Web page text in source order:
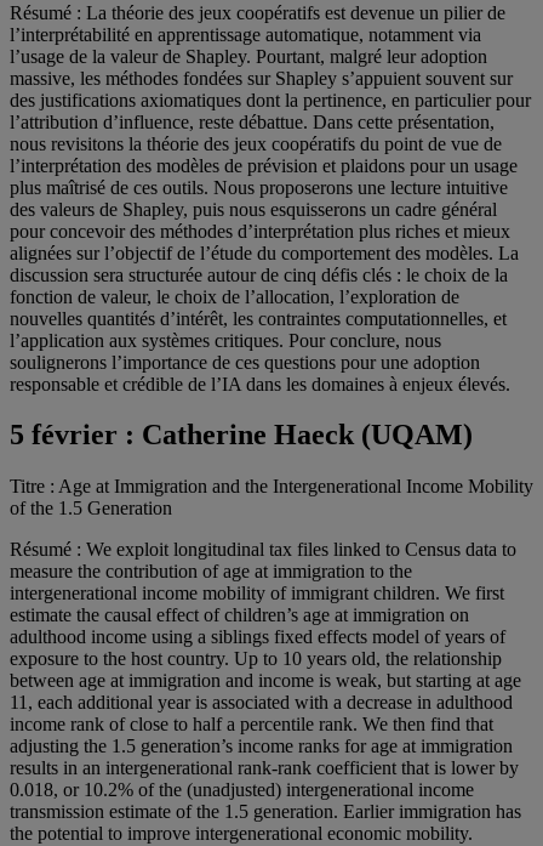
Résumé : La théorie des jeux coopératifs est devenue un pilier de
l’interprétabilité en apprentissage automatique, notamment via
l’usage de la valeur de Shapley. Pourtant, malgré leur adoption
massive, les méthodes fondées sur Shapley s’appuient souvent sur
des justifications axiomatiques dont la pertinence, en particulier pour
l’attribution d’influence, reste débattue. Dans cette présentation,
nous revisitons la théorie des jeux coopératifs du point de vue de
l’interprétation des modèles de prévision et plaidons pour un usage
plus maîtrisé de ces outils. Nous proposerons une lecture intuitive
des valeurs de Shapley, puis nous esquisserons un cadre général
pour concevoir des méthodes d’interprétation plus riches et mieux
alignées sur l’objectif de l’étude du comportement des modèles. La
discussion sera structurée autour de cinq défis clés : le choix de la
fonction de valeur, le choix de l’allocation, l’exploration de
nouvelles quantités d’intérêt, les contraintes computationnelles, et
l’application aux systèmes critiques. Pour conclure, nous
soulignerons l’importance de ces questions pour une adoption
responsable et crédible de l’IA dans les domaines à enjeux élevés.
5 février : Catherine Haeck (UQAM)
Titre : Age at Immigration and the Intergenerational Income Mobility
of the 1.5 Generation
Résumé : We exploit longitudinal tax files linked to Census data to
measure the contribution of age at immigration to the
intergenerational income mobility of immigrant children. We first
estimate the causal effect of children’s age at immigration on
adulthood income using a siblings fixed effects model of years of
exposure to the host country. Up to 10 years old, the relationship
between age at immigration and income is weak, but starting at age
11, each additional year is associated with a decrease in adulthood
income rank of close to half a percentile rank. We then find that
adjusting the 1.5 generation’s income ranks for age at immigration
results in an intergenerational rank-rank coefficient that is lower by
0.018, or 10.2% of the (unadjusted) intergenerational income
transmission estimate of the 1.5 generation. Earlier immigration has
the potential to improve intergenerational economic mobility.